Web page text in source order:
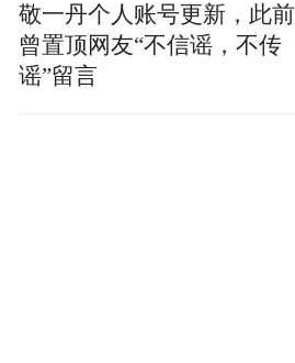
敬一丹个人账号更新，此前
曾置顶网友“不信谣，不传
谣”留言